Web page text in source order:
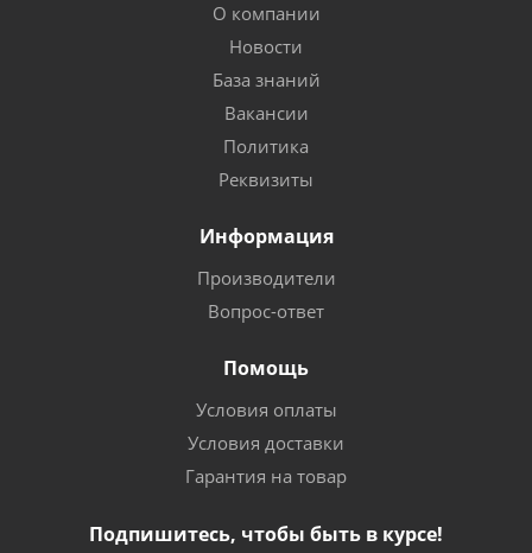
О компании
Новости
База знаний
Вакансии
Политика
Реквизиты
Информация
Производители
Вопрос-ответ
Помощь
Условия оплаты
Условия доставки
Гарантия на товар
Подпишитесь, чтобы быть в курсе!